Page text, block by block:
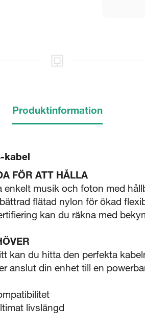
Produktinformation
kabel
FÖR ATT HÅLLA
enkelt musik och foton med
flätad nylon för ökad
kan du räkna med
kan du hitta den perfekta
anslut din enhet till en
livslängd